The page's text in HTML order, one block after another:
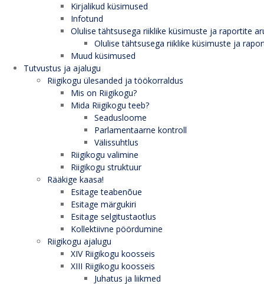
Kirjalikud küsimused
Infotund
Olulise tähtsusega riiklike küsimuste ja raportite
Olulise tähtsusega riiklike küsimuste ja
Muud küsimused
Tutvustus ja ajalugu
Riigikogu ülesanded ja töökorraldus
Mis on Riigikogu?
Mida Riigikogu teeb?
Seadusloome
Parlamentaarne kontroll
Välissuhtlus
Riigikogu valimine
Riigikogu struktuur
Rääkige kaasa!
Esitage teabenõue
Esitage märgukiri
Esitage selgitustaotlus
Kollektiivne pöördumine
Riigikogu ajalugu
XIV Riigikogu koosseis
XIII Riigikogu koosseis
Juhatus ja liikmed